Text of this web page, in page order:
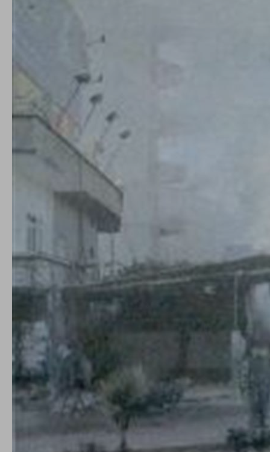
conto del fatto che il blocco di alcuni cookie può
selezione relativa ai cookie effettuata verrà salvata. Se non è
equivarrà a rifiutare tutti i cookie. Per ulteriori informazioni, è
possibile consultare la nostra
Cookie strettamente necessari
Cookie di analisi
Cookies di marketing